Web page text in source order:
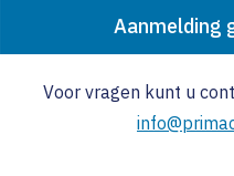
Dreier GligoorAanmelding
Voor vragen kunt u